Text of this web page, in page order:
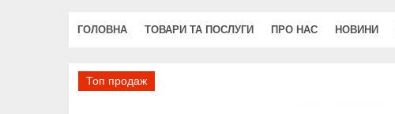
ГОЛОВНА ТОВАРИ ТА ПОСЛУГИ ПРО НАС НОВИНИ
Топ продаж